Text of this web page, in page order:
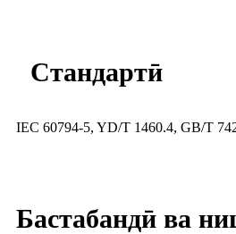
Стандартӣ
IEC 60794-5, YD/T 1460.4, GB/T
Бастабандӣ ва